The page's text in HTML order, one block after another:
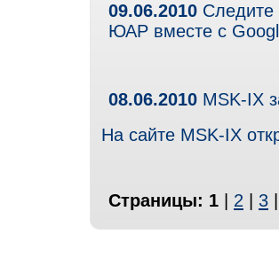
09.06.2010 Следите
ЮАР вместе с
08.06.2010 MSK-IX
На сайте MSK-IX
Страницы: 1 2 3